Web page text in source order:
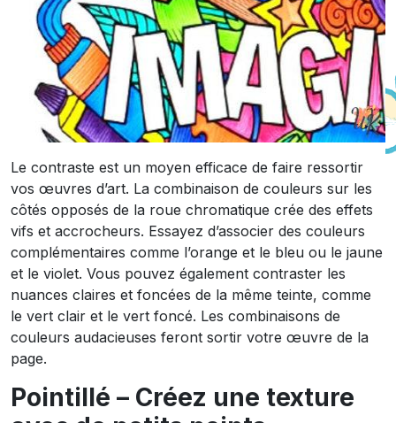
Le contraste est un moyen efficace de faire ressortir
vos œuvres d’art. La combinaison de couleurs sur les
côtés opposés de la roue chromatique crée des effets
vifs et accrocheurs. Essayez d’associer des couleurs
complémentaires comme l’orange et le bleu ou le jaune
et le violet. Vous pouvez également contraster les
nuances claires et foncées de la même teinte, comme
le vert clair et le vert foncé. Les combinaisons de
couleurs audacieuses feront sortir votre œuvre de la
page.
Pointillé – Créez une texture